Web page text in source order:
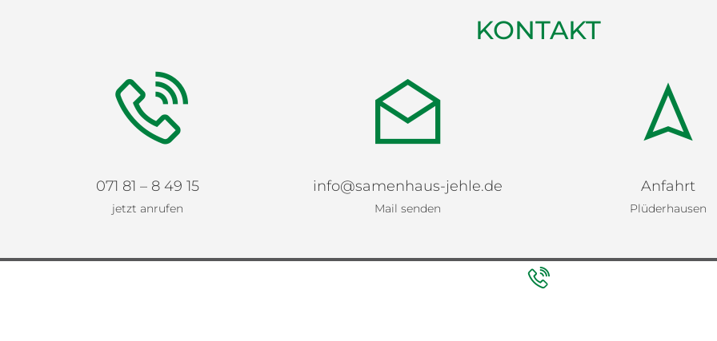
KONTAKT
071 81 – 8 49 15
jetzt anrufen
info@samenhaus-jehle.de
Mail senden
Anfahrt
Plüderhausen